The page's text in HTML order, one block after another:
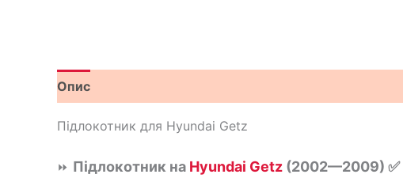
Опис
Підлокотник для Hyundai Getz
⏩ Підлокотник на Hyundai Getz (2002—2009) ✅